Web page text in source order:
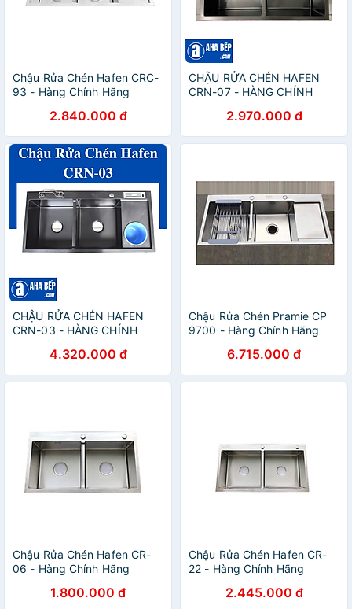
Chậu Rửa Chén Hafen CRC-
93 - Hàng Chính Hãng
2.840.000 đ
CHẬU RỬA CHÉN HAFEN
CRN-07 - HÀNG CHÍNH
2.970.000 đ
CHẬU RỬA CHÉN HAFEN
CRN-03 - HÀNG CHÍNH
4.320.000 đ
Chậu Rửa Chén Pramie CP
9700 - Hàng Chính Hãng
6.715.000 đ
Chậu Rửa Chén Hafen CR-
06 - Hàng Chính Hãng
1.800.000 đ
Chậu Rửa Chén Hafen CR-
22 - Hàng Chính Hãng
2.445.000 đ